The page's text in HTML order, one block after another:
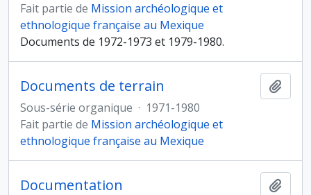
Fait partie de Mission archéologique et
ethnologique française au Mexique
Documents de 1972-1973 et 1979-1980.
Documents de terrain
Sous-série organique · 1971-1980
Fait partie de Mission archéologique et
ethnologique française au Mexique
Documentation